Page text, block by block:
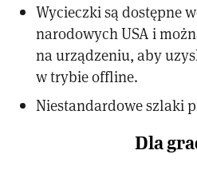
Wycieczki są dostępne
narodowych USA i
na urządzeniu, aby
w trybie offline.
Niestandardowe szlaki
Dla